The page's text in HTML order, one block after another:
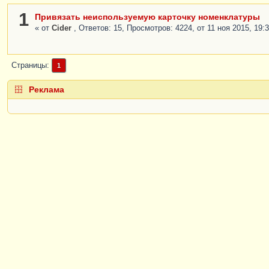
1 Привязать неиспользуемую карточку номенклатуры
« от Cider , Ответов: 15, Просмотров: 4224, от 11 ноя 2015,
Страницы 1
Реклама